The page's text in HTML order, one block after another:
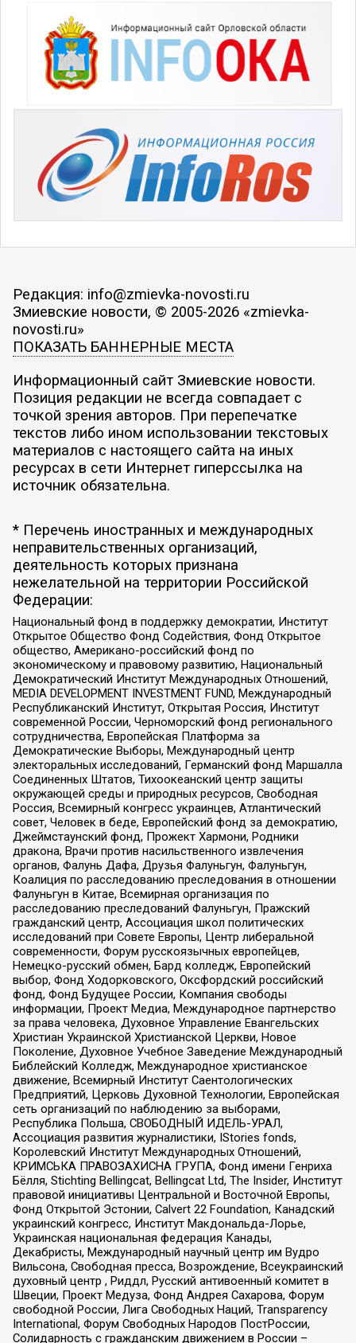
Редакция: info@zmievka-novosti.ru
Змиевские новости, © 2005-2026 «zmievka-
novosti.ru»
ПОКАЗАТЬ БАННЕРНЫЕ МЕСТА
Информационный сайт Змиевские новости.
Позиция редакции не всегда совпадает с
точкой зрения авторов. При перепечатке
текстов либо ином использовании текстовых
материалов с настоящего сайта на иных
ресурсах в сети Интернет гиперссылка на
источник обязательна.
* Перечень иностранных и международных
неправительственных организаций,
деятельность которых признана
нежелательной на территории Российской
Федерации:
Национальный фонд в поддержку демократии, Институт
Открытое Общество Фонд Содействия, Фонд Открытое
общество, Американо-российский фонд по
экономическому и правовому развитию, Национальный
Демократический Институт Международных Отношений,
MEDIA DEVELOPMENT INVESTMENT FUND, Международный
Республиканский Институт, Открытая Россия, Институт
современной России, Черноморский фонд регионального
сотрудничества, Европейская Платформа за
Демократические Выборы, Международный центр
электоральных исследований, Германский фонд Маршалла
Соединенных Штатов, Тихоокеанский центр защиты
окружающей среды и природных ресурсов, Свободная
Россия, Всемирный конгресс украинцев, Атлантический
совет, Человек в беде, Европейский фонд за демократию,
Джеймстаунский фонд, Прожект Хармони, Родники
дракона, Врачи против насильственного извлечения
органов, Фалунь Дафа, Друзья Фалуньгун, Фалуньгун,
Коалиция по расследованию преследования в отношении
Фалуньгун в Китае, Всемирная организация по
расследованию преследований Фалуньгун, Пражский
гражданский центр, Ассоциация школ политических
исследований при Совете Европы, Центр либеральной
современности, Форум русскоязычных европейцев,
Немецко-русский обмен, Бард колледж, Европейский
выбор, Фонд Ходорковского, Оксфордский российский
фонд, Фонд Будущее России, Компания свободы
информации, Проект Медиа, Международное партнерство
за права человека, Духовное Управление Евангельских
Христиан Украинской Христианской Церкви, Новое
Поколение, Духовное Учебное Заведение Международный
Библейский Колледж, Международное христианское
движение, Всемирный Институт Саентологических
Предприятий, Церковь Духовной Технологии, Европейская
сеть организаций по наблюдению за выборами,
Республика Польша, СВОБОДНЫЙ ИДЕЛЬ-УРАЛ,
Ассоциация развития журналистики, IStories fonds,
Королевский Институт Международных Отношений,
КРИМСЬКА ПРАВОЗАХИСНА ГРУПА, Фонд имени Генриха
Бёлля, Stichting Bellingcat, Bellingcat Ltd, The Insider, Институт
правовой инициативы Центральной и Восточной Европы,
Фонд Открытой Эстонии, Calvert 22 Foundation, Канадский
украинский конгресс, Институт Макдональда-Лорье,
Украинская национальная федерация Канады,
Декабристы, Международный научный центр им Вудро
Вильсона, Свободная пресса, Возрождение, Всеукраинский
духовный центр , Риддл, Русский антивоенный комитет в
Швеции, Проект Медуза, Фонд Андрея Сахарова, Форум
свободной России, Лига Свободных Наций, Transparеncy
International, Форум Свободных Народов ПостРоссии,
Солидарность с гражданским движением в России –